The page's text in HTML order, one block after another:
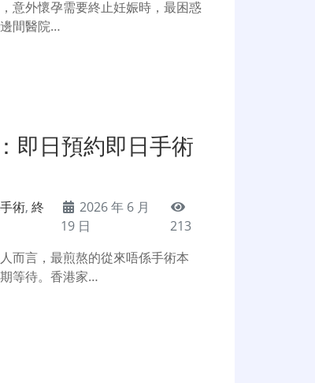
意外懷孕需要終止妊娠時，最困惑
間醫院…
即日預約即日手術
術,終
2026 年 6 月
19 日
213
而言，最煎熬的從來唔係手術本
等待。香港家…